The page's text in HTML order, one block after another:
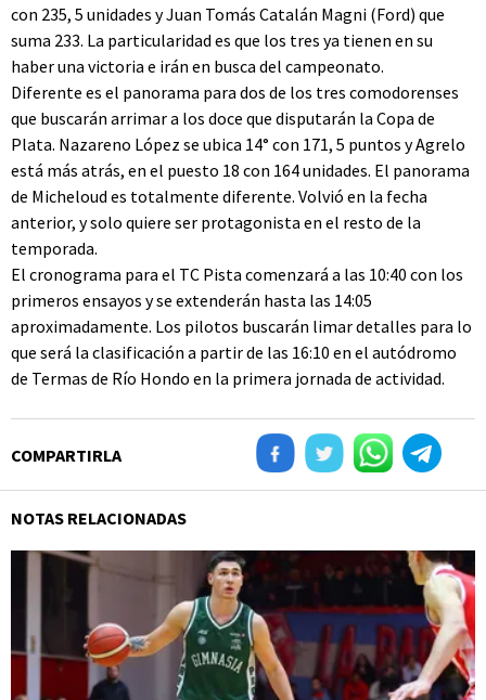
con 235, 5 unidades y Juan Tomás Catalán Magni (Ford) que
suma 233. La particularidad es que los tres ya tienen en su
haber una victoria e irán en busca del campeonato.
Diferente es el panorama para dos de los tres comodorenses
que buscarán arrimar a los doce que disputarán la Copa de
Plata. Nazareno López se ubica 14° con 171, 5 puntos y Agrelo
está más atrás, en el puesto 18 con 164 unidades. El panorama
de Micheloud es totalmente diferente. Volvió en la fecha
anterior, y solo quiere ser protagonista en el resto de la
temporada.
El cronograma para el TC Pista comenzará a las 10:40 con los
primeros ensayos y se extenderán hasta las 14:05
aproximadamente. Los pilotos buscarán limar detalles para lo
que será la clasificación a partir de las 16:10 en el autódromo
de Termas de Río Hondo en la primera jornada de actividad.
COMPARTIRLA
NOTAS RELACIONADAS